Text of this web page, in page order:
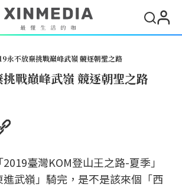
永不放棄挑戰巔峰武嶺 競逐朝聖之路
戰巔峰武嶺 競逐朝聖之路
臺灣KOM登山王之路-夏季」
武嶺」騎完，是不是該來個「西